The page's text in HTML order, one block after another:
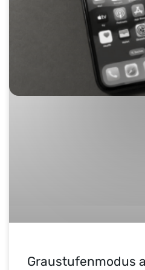
Graustufenmodus